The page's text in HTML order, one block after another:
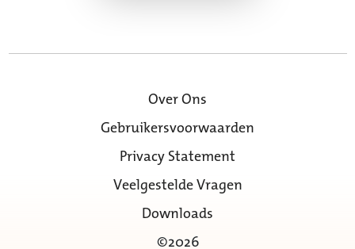
Over Ons
Gebruikersvoorwaarden
Privacy Statement
Veelgestelde Vragen
Downloads
©2026